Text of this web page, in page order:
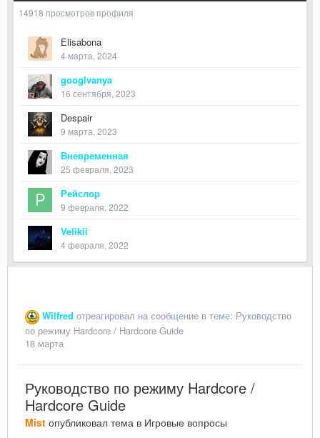
14918 просмотров профиля
Elisabona
4 марта, 2024
googlvanya
16 сентября, 2023
Despair
9 марта, 2023
Вневременная
25 февраля, 2023
Рейслор
9 февраля, 2022
Velikii
4 февраля, 2022
Wilfred отреагировал на сообщение в теме: Руководство
по режиму Hardcore / Hardcore Guide
18 марта
Руководство по режиму Hardcore /
Hardcore Guide
Mist опубликовал тема в Игровые вопросы